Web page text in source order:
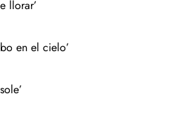
llorar’
en el cielo’